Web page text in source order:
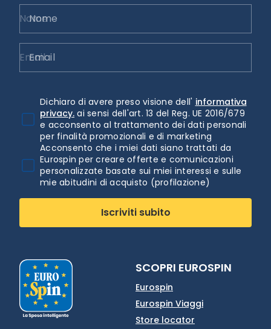
Nome
Email
Dichiaro di avere preso visione dell' informativa
privacy. ai sensi dell'art. 13 del Reg. UE 2016/679
e acconsento al trattamento dei dati personali
per finalità promozionali e di marketing
Acconsento che i miei dati siano trattati da
Eurospin per creare offerte e comunicazioni
personalizzate basate sui miei interessi e sulle
mie abitudini di acquisto (profilazione)
Iscriviti subito
SCOPRI EUROSPIN
Eurospin
Eurospin Viaggi
Store locator